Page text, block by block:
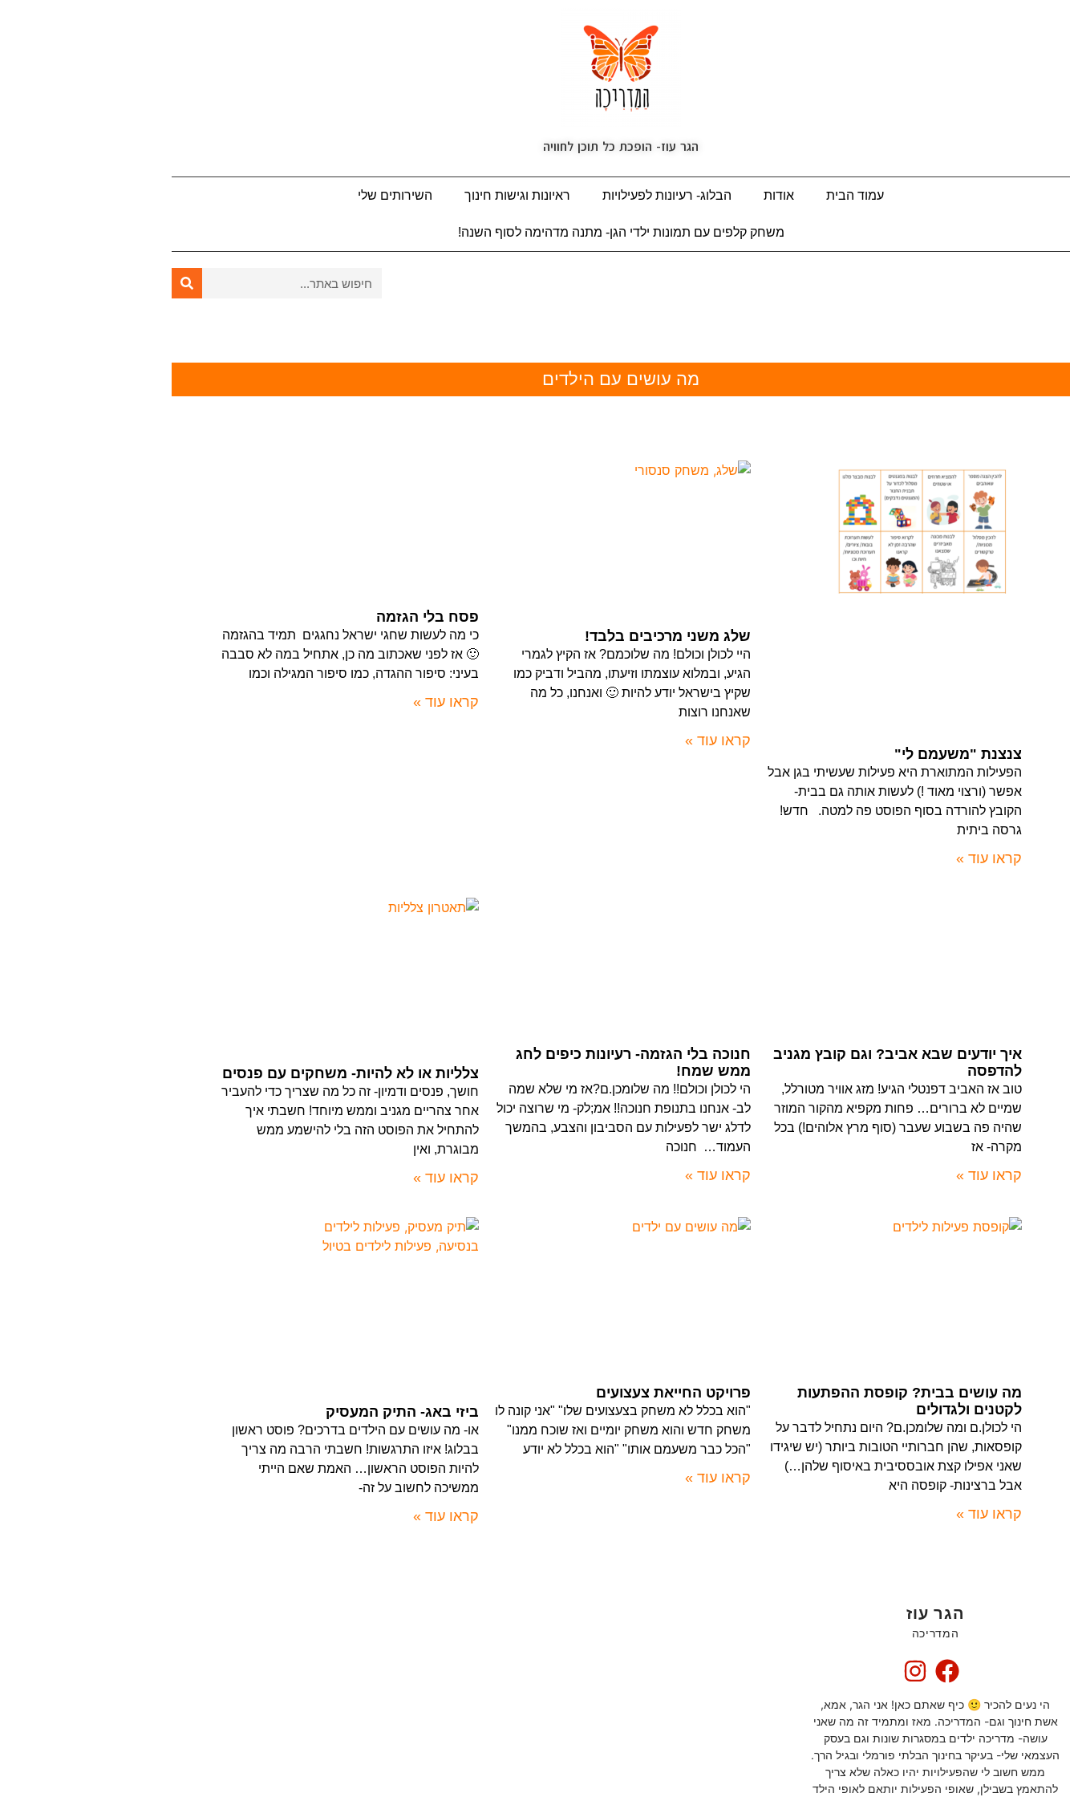
הגר עוז- הופכת כל תוכן לחוויה
עמוד הבית אודות הבלוג- רעיונות לפעילויות ראיונות וגישות חינוך השירותים שלי
משחק קלפים עם תמונות ילדי הגן- מתנה מדהימה לסוף השנה!
מה עושים עם הילדים
צנצנת "משעמם לי"
הפעילות המתוארת היא פעילות שעשיתי בגן אבל
אפשר (ורצוי מאוד !) לעשות אותה גם בבית-
הקובץ להורדה בסוף הפוסט פה למטה. חדש!
גרסה ביתית
קראו עוד »
שלג משני מרכיבים בלבד!
היי לכולן וכולם! מה שלוכמם? אז הקיץ לגמרי
הגיע, ובמלוא עוצמתו וזיעתו, מהביל ודביק כמו
שקיץ בישראל יודע להיות 🙂 ואנחנו, כל מה
שאנחנו רוצות
קראו עוד »
פסח בלי הגזמה
כי מה לעשות שחגי ישראל נחגגים תמיד בהגזמה
🙂 אז לפני שאכתוב מה כן, אתחיל במה לא סבבה
בעיני: סיפור ההגדה, כמו סיפור המגילה וכמו
קראו עוד »
איך יודעים שבא אביב? וגם קובץ מגניב
להדפסה
טוב אז האביב דפנטלי הגיע! מזג אוויר מטורלל,
שמיים לא ברורים… פחות מקפיא מהקור המוזר
שהיה פה בשבוע שעבר (סוף מרץ אלוהים!) בכל
מקרה- אז
קראו עוד »
חנוכה בלי הגזמה- רעיונות כיפים לחג
ממש שמח!
הי לכולן וכולם!! מה שלומכן.ם?אז מי שלא שמה
לב- אנחנו בתנופת חנוכה!! אמ;לק- מי שרוצה יכול
לדלג ישר לפעילות עם הסביבון והצבע, בהמשך
העמוד… חנוכה
קראו עוד »
צלליות או לא להיות- משחקים עם פנסים
חושך, פנסים ודמיון- זה כל מה שצריך כדי להעביר
אחר צהריים מגניב וממש מיוחד! חשבתי איך
להתחיל את הפוסט הזה בלי להישמע ממש
מבוגרת, ואין
קראו עוד »
מה עושים בבית? קופסת ההפתעות
לקטנים ולגדולים
הי לכולן.ם ומה שלומכן.ם? היום נתחיל לדבר על
קופסאות, שהן חברותיי הטובות ביותר (יש שיגידו
שאני אפילו קצת אובססיבית באיסוף שלהן…)
אבל ברצינות- קופסה היא
קראו עוד »
פרויקט החייאת צעצועים
"הוא בכלל לא משחק בצעצועים שלו" "אני קונה לו
משחק חדש והוא משחק יומיים ואז שוכח ממנו"
"הכל כבר משעמם אותו" "הוא בכלל לא יודע
קראו עוד »
ביזי באג- התיק המעסיק
או- מה עושים עם הילדים בדרכים? פוסט ראשון
בבלוג! איזו התרגשות! חשבתי הרבה מה צריך
להיות הפוסט הראשון… האמת שאם הייתי
ממשיכה לחשוב על זה-
קראו עוד »
הגר עוז
המדריכה
הי נעים להכיר 🙂 כיף שאתם כאן! אני הגר, אמא,
אשת חינוך וגם- המדריכה. מאז ומתמיד זה מה שאני
עושה- מדריכה ילדים במסגרות שונות וגם בעסק
העצמאי שלי- בעיקר בחינוך הבלתי פורמלי ובגיל הרך.
ממש חשוב לי שהפעילויות יהיו כאלה שלא צריך
להתאמץ בשבילן, שאופי הפעילות יותאם לאופי הילד